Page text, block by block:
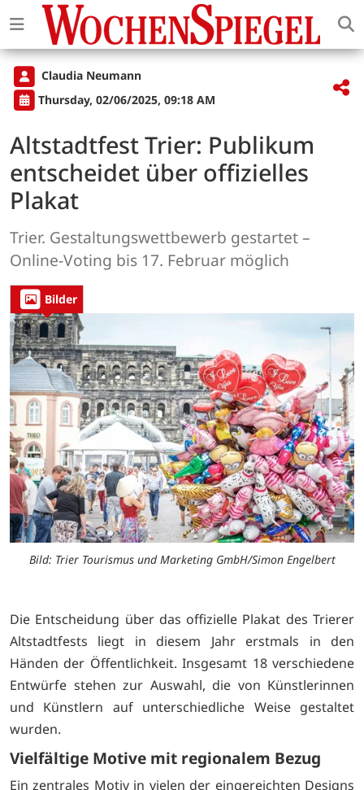
Claudia Neumann
Thursday, 02/06/2025, 09:18 AM
Altstadtfest Trier: Publikum
entscheidet über offizielles
Plakat
Trier. Gestaltungswettbewerb gestartet –
Online-Voting bis 17. Februar möglich
Bilder
Bild: Trier Tourismus und Marketing GmbH/Simon Engelbert
Die Entscheidung über das offizielle Plakat des Trierer
Altstadtfests liegt in diesem Jahr erstmals in den
Händen der Öffentlichkeit. Insgesamt 18 verschiedene
Entwürfe stehen zur Auswahl, die von Künstlerinnen
und Künstlern auf unterschiedliche Weise gestaltet
wurden.
Vielfältige Motive mit regionalem Bezug
Ein zentrales Motiv in vielen der eingereichten Designs